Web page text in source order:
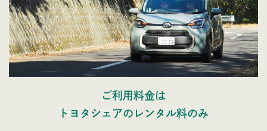
ご利用料金は
トヨタシェアのレンタル料のみ